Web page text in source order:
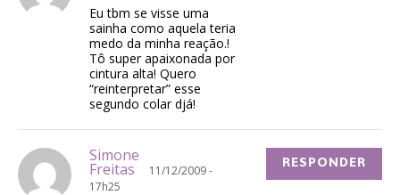
Eu tbm se visse uma
sainha como aquela teria
medo da minha reação.!
Tô super apaixonada por
cintura alta! Quero
“reinterpretar” esse
segundo colar djá!
Simone
Freitas
11/12/2009 -
17h25
RESPONDER